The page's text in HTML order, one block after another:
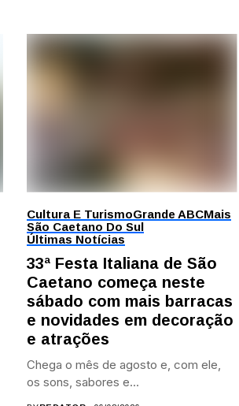
Cultura E TurismoGrande ABCMais
São Caetano Do Sul
Últimas Notícias
33ª Festa Italiana de São
Caetano começa neste
sábado com mais barracas
e novidades em decoração
e atrações
Chega o mês de agosto e, com ele,
os sons, sabores e...